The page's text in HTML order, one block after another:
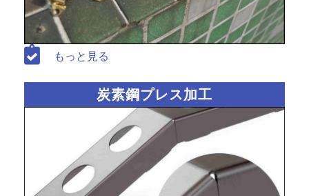
もっと見る
炭素鋼プレス加工